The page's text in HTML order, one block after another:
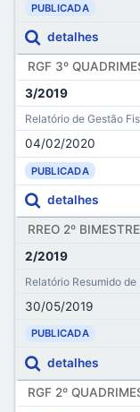
PUBLICADA
detalhes
RGF 3º
3/2019
Relatório de Gestão
04/02/2020
PUBLICADA
detalhes
RREO 2º
2/2019
Relatório Resumido
30/05/2019
PUBLICADA
detalhes
RGF 2º